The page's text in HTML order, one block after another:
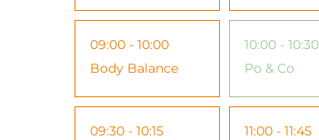
09:00 - 10:00
Body Balance
09:30 - 10:15
10:00 - 10:30
Po & Co
11:00 - 11:45